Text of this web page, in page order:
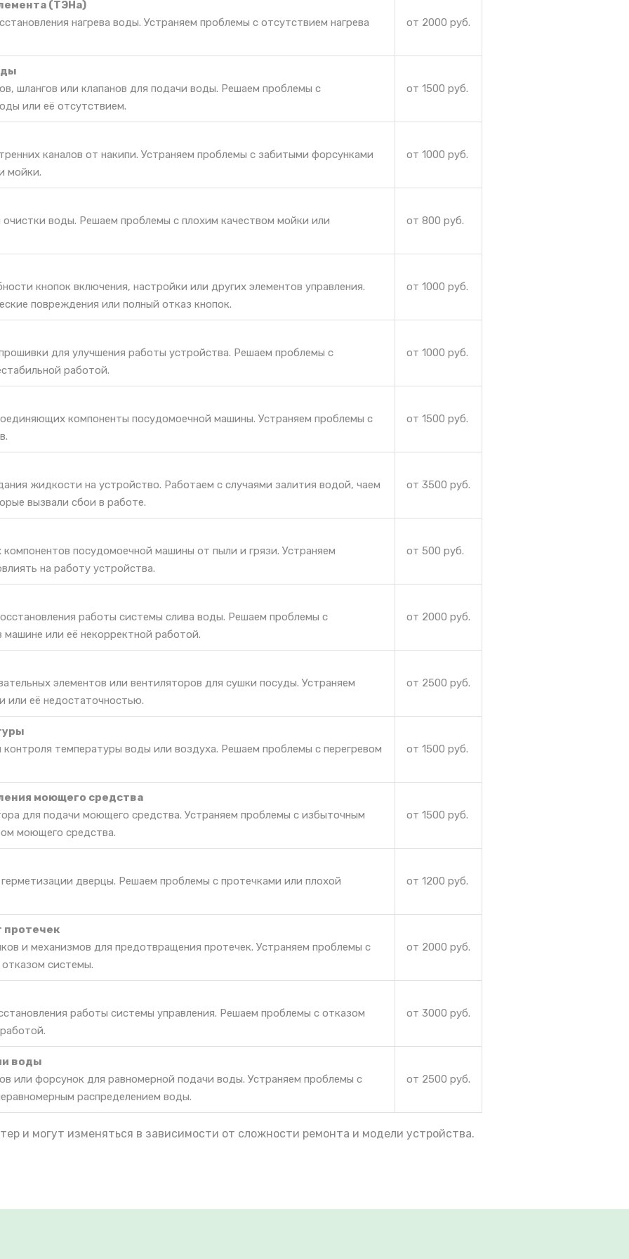
(ТЭНа)
нагрева воды. Устраняем проблемы с отсутствием нагрева
от 2000 руб.
шлангов или клапанов для подачи воды. Решаем проблемы с
или её отсутствием.
от 1500 руб.
каналов от накипи. Устраняем проблемы с забитыми форсунками
мойки.
от 1000 руб.
очистки воды. Решаем проблемы с плохим качеством мойки или от 800 руб.
кнопок включения, настройки или других элементов управления.
повреждения или полный отказ кнопок.
от 1000 руб.
для улучшения работы устройства. Решаем проблемы с
работой.
от 1000 руб.
компоненты посудомоечной машины. Устраняем проблемы с
от 1500 руб.
жидкости на устройство. Работаем с случаями залития водой, чаем
вызвали сбои в работе.
от 3500 руб.
посудомоечной машины от пыли и грязи. Устраняем
на работу устройства.
от 500 руб.
работы системы слива воды. Решаем проблемы с
или её некорректной работой.
от 2000 руб.
элементов или вентиляторов для сушки посуды. Устраняем
или её недостаточностью.
от 2500 руб.
контроля температуры воды или воздуха. Решаем проблемы с перегревом
от 1500 руб.
моющего средства
для подачи моющего средства. Устраняем проблемы с избыточным
моющего средства.
от 1500 руб.
дверцы. Решаем проблемы с протечками или плохой от 1200 руб.
протечек
и механизмов для предотвращения протечек. Устраняем проблемы с
системы.
от 2000 руб.
работы системы управления. Решаем проблемы с отказом
от 3000 руб.
воды
или форсунок для равномерной подачи воды. Устраняем проблемы с
распределением воды.
от 2500 руб.
и могут изменяться в зависимости от сложности ремонта и модели устройства.